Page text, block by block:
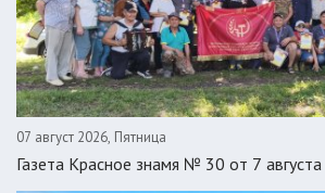
07 август 2026, Пятница
Газета Красное знамя № 30 от 7